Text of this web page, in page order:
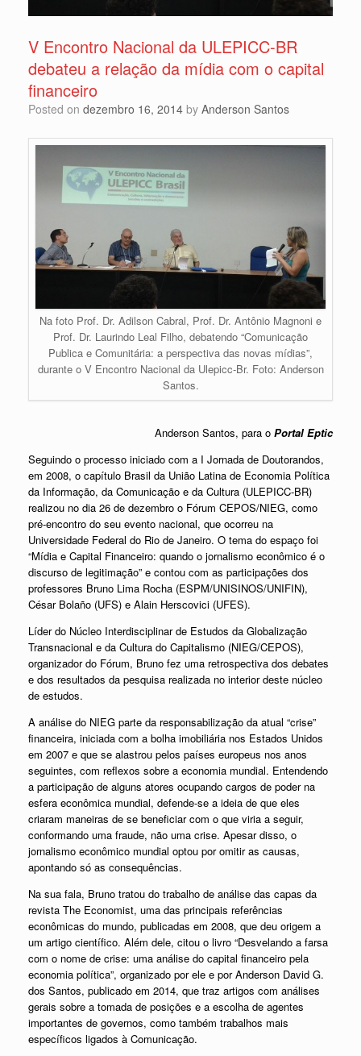
V Encontro Nacional da ULEPICC-BR
debateu a relação da mídia com o capital
financeiro
Posted on dezembro 16, 2014 by Anderson Santos
Na foto Prof. Dr. Adilson Cabral, Prof. Dr. Antônio Magnoni e
Prof. Dr. Laurindo Leal Filho, debatendo “Comunicação
Publica e Comunitária: a perspectiva das novas mídias”,
durante o V Encontro Nacional da Ulepicc-Br. Foto: Anderson
Santos.
Anderson Santos, para o Portal Eptic
Seguindo o processo iniciado com a I Jornada de Doutorandos,
em 2008, o capítulo Brasil da União Latina de Economia Política
da Informação, da Comunicação e da Cultura (ULEPICC-BR)
realizou no dia 26 de dezembro o Fórum CEPOS/NIEG, como
pré-encontro do seu evento nacional, que ocorreu na
Universidade Federal do Rio de Janeiro. O tema do espaço foi
“Mídia e Capital Financeiro: quando o jornalismo econômico é o
discurso de legitimação” e contou com as participações dos
professores Bruno Lima Rocha (ESPM/UNISINOS/UNIFIN),
César Bolaño (UFS) e Alain Herscovici (UFES).
Líder do Núcleo Interdisciplinar de Estudos da Globalização
Transnacional e da Cultura do Capitalismo (NIEG/CEPOS),
organizador do Fórum, Bruno fez uma retrospectiva dos debates
e dos resultados da pesquisa realizada no interior deste núcleo
de estudos.
A análise do NIEG parte da responsabilização da atual “crise”
financeira, iniciada com a bolha imobiliária nos Estados Unidos
em 2007 e que se alastrou pelos países europeus nos anos
seguintes, com reflexos sobre a economia mundial. Entendendo
a participação de alguns atores ocupando cargos de poder na
esfera econômica mundial, defende-se a ideia de que eles
criaram maneiras de se beneficiar com o que viria a seguir,
conformando uma fraude, não uma crise. Apesar disso, o
jornalismo econômico mundial optou por omitir as causas,
apontando só as consequências.
Na sua fala, Bruno tratou do trabalho de análise das capas da
revista The Economist, uma das principais referências
econômicas do mundo, publicadas em 2008, que deu origem a
um artigo científico. Além dele, citou o livro “Desvelando a farsa
com o nome de crise: uma análise do capital financeiro pela
economia política”, organizado por ele e por Anderson David G.
dos Santos, publicado em 2014, que traz artigos com análises
gerais sobre a tomada de posições e a escolha de agentes
importantes de governos, como também trabalhos mais
específicos ligados à Comunicação.